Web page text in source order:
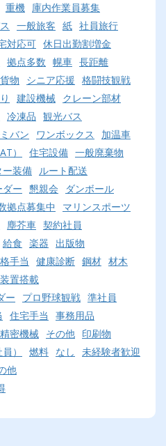
重機 庫内作業員募集
一般旅客 紙 社員旅行
対応可 休日出勤割増金
拠点多数 幌車 長距離
物 シニア応援 格闘技観戦
建設機械 クレーン部材
冷凍品 観光バス
バン ワンボックス
加温車
） 住宅設備 一般廃棄物
ー装備 ルート配送
ダー 懇親会
ダンボール
拠点募集中
マリンスポーツ
塵芥車 契約社員
給食 楽器
出版物
手当 健康診断 鋼材 材木
置搭載
ー
プロ野球観戦 準社員
住宅手当
事務用品
精密機械 その他 印刷物
） 燃料 なし
未経験者歓迎
他